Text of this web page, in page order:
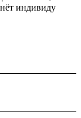
индивиду